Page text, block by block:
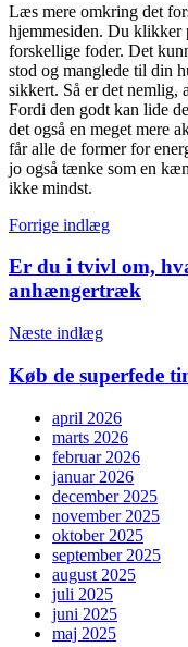
Læs mere omkring det
hjemmesiden. Du klikker
forskellige foder. Det
stod og manglede til din
sikkert. Så er det nemlig,
Fordi den godt kan lide
det også en meget mere
får alle de former for
jo også tænke som en
ikke mindst.
Forrige indlæg
Er du i tvivl om,
anhængertræk
Næste indlæg
Køb de superfede
april 2026
marts 2026
februar 2026
januar 2026
december 2025
november 2025
oktober 2025
september 2025
august 2025
juli 2025
juni 2025
maj 2025